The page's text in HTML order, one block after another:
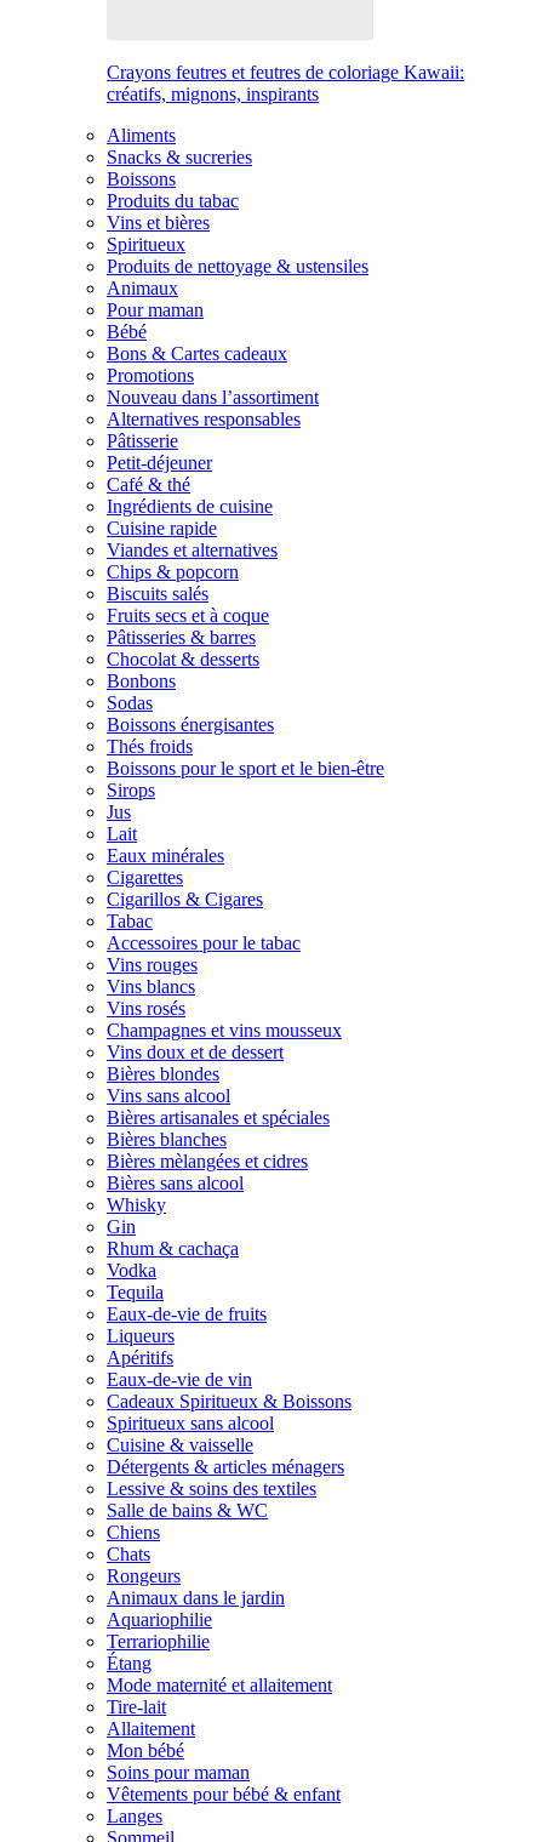
Crayons feutres et feutres de coloriage Kawaii:
créatifs, mignons, inspirants
Aliments
Snacks & sucreries
Boissons
Produits du tabac
Vins et bières
Spiritueux
Produits de nettoyage & ustensiles
Animaux
Pour maman
Bébé
Bons & Cartes cadeaux
Promotions
Nouveau dans l’assortiment
Alternatives responsables
Pâtisserie
Petit-déjeuner
Café & thé
Ingrédients de cuisine
Cuisine rapide
Viandes et alternatives
Chips & popcorn
Biscuits salés
Fruits secs et à coque
Pâtisseries & barres
Chocolat & desserts
Bonbons
Sodas
Boissons énergisantes
Thés froids
Boissons pour le sport et le bien-être
Sirops
Jus
Lait
Eaux minérales
Cigarettes
Cigarillos & Cigares
Tabac
Accessoires pour le tabac
Vins rouges
Vins blancs
Vins rosés
Champagnes et vins mousseux
Vins doux et de dessert
Bières blondes
Vins sans alcool
Bières artisanales et spéciales
Bières blanches
Bières mèlangées et cidres
Bières sans alcool
Whisky
Gin
Rhum & cachaça
Vodka
Tequila
Eaux-de-vie de fruits
Liqueurs
Apéritifs
Eaux-de-vie de vin
Cadeaux Spiritueux & Boissons
Spiritueux sans alcool
Cuisine & vaisselle
Détergents & articles ménagers
Lessive & soins des textiles
Salle de bains & WC
Chiens
Chats
Rongeurs
Animaux dans le jardin
Aquariophilie
Terrariophilie
Étang
Mode maternité et allaitement
Tire-lait
Allaitement
Mon bébé
Soins pour maman
Vêtements pour bébé & enfant
Langes
Sommeil